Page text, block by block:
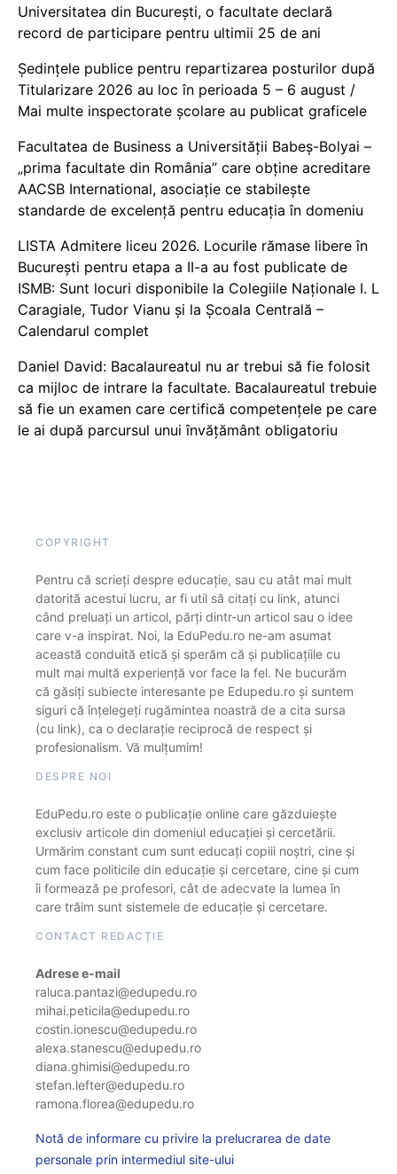
Universitatea din București, o facultate declară
record de participare pentru ultimii 25 de ani
Ședințele publice pentru repartizarea posturilor după
Titularizare 2026 au loc în perioada 5 – 6 august /
Mai multe inspectorate școlare au publicat graficele
Facultatea de Business a Universității Babeș-Bolyai –
„prima facultate din România” care obține acreditare
AACSB International, asociație ce stabilește
standarde de excelență pentru educația în domeniu
LISTA Admitere liceu 2026. Locurile rămase libere în
București pentru etapa a II-a au fost publicate de
ISMB: Sunt locuri disponibile la Colegiile Naționale I. L
Caragiale, Tudor Vianu și la Școala Centrală –
Calendarul complet
Daniel David: Bacalaureatul nu ar trebui să fie folosit
ca mijloc de intrare la facultate. Bacalaureatul trebuie
să fie un examen care certifică competențele pe care
le ai după parcursul unui învățământ obligatoriu
COPYRIGHT
Pentru că scrieți despre educație, sau cu atât mai mult
datorită acestui lucru, ar fi util să citați cu link, atunci
când preluați un articol, părți dintr-un articol sau o idee
care v-a inspirat. Noi, la EduPedu.ro ne-am asumat
această conduită etică și sperăm că și publicațiile cu
mult mai multă experiență vor face la fel. Ne bucurăm
că găsiți subiecte interesante pe Edupedu.ro și suntem
siguri că înțelegeți rugămintea noastră de a cita sursa
(cu link), ca o declarație reciprocă de respect și
profesionalism. Vă mulțumim!
DESPRE NOI
EduPedu.ro este o publicație online care găzduiește
exclusiv articole din domeniul educației și cercetării.
Urmărim constant cum sunt educați copiii noștri, cine și
cum face politicile din educație și cercetare, cine și cum
îi formează pe profesori, cât de adecvate la lumea în
care trăim sunt sistemele de educație și cercetare.
CONTACT REDACȚIE
Adrese e-mail
raluca.pantazi@edupedu.ro
mihai.peticila@edupedu.ro
costin.ionescu@edupedu.ro
alexa.stanescu@edupedu.ro
diana.ghimisi@edupedu.ro
stefan.lefter@edupedu.ro
ramona.florea@edupedu.ro
Notă de informare cu privire la prelucrarea de date
personale prin intermediul site-ului